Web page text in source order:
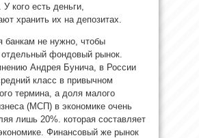
кого есть деньги,
хранить их на депозитах.
банкам не нужно, чтобы
фондовый рынок.
Андрея Бунича, в России
класс в привычном
термина, а доля малого
(МСП) в экономике очень
лишь 20%. которая составляет
Финансовый же рынок